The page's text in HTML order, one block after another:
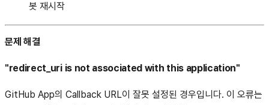
봇 재시작
문제 해결
"redirect_uri is not associated with this application"
GitHub App의 Callback URL이 잘못 설정된 경우입니다. 이 오류는